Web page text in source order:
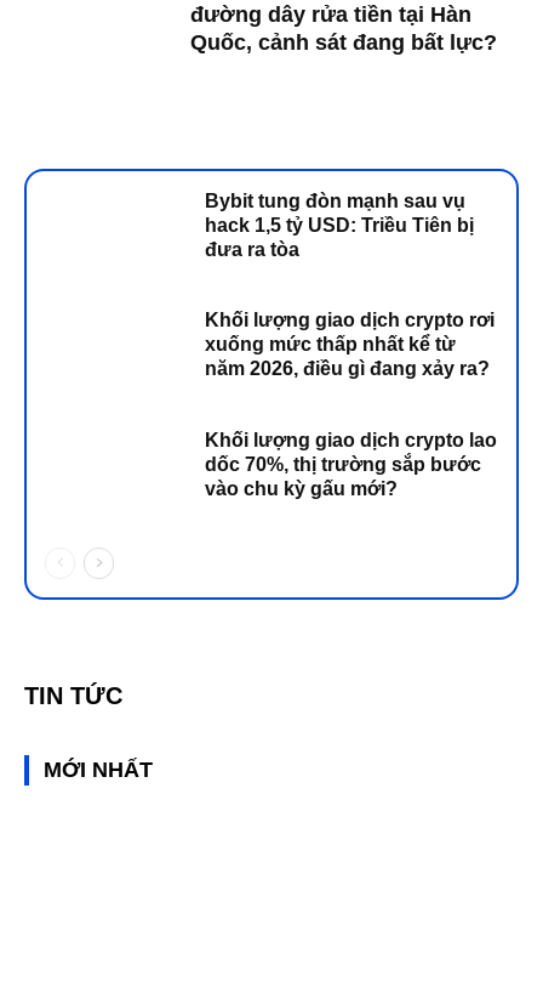
đường dây rửa tiền tại Hàn
Quốc, cảnh sát đang bất lực?
Bybit tung đòn mạnh sau vụ
hack 1,5 tỷ USD: Triều Tiên bị
đưa ra tòa
Khối lượng giao dịch crypto rơi
xuống mức thấp nhất kể từ
năm 2026, điều gì đang xảy ra?
Khối lượng giao dịch crypto lao
dốc 70%, thị trường sắp bước
vào chu kỳ gấu mới?
TIN TỨC
MỚI NHẤT